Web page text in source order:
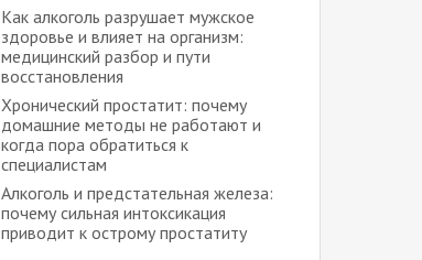
Как алкоголь разрушает мужское
здоровье и влияет на организм:
медицинский разбор и пути
восстановления
Хронический простатит: почему
домашние методы не работают и
когда пора обратиться к
специалистам
Алкоголь и предстательная железа:
почему сильная интоксикация
приводит к острому простатиту